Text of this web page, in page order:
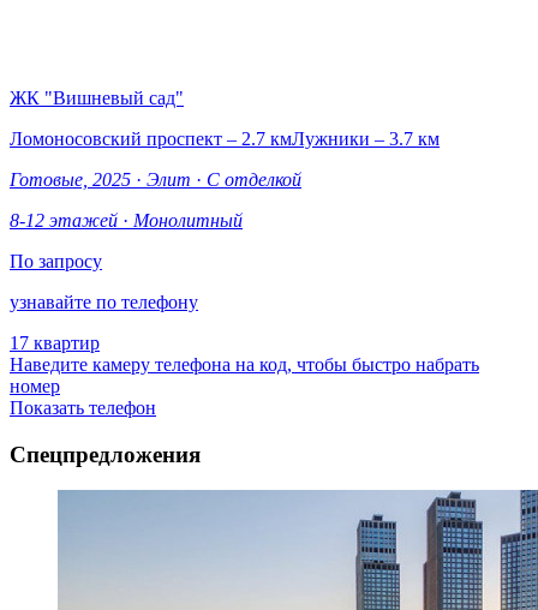
ЖК "Вишневый сад"
Ломоносовский проспект – 2.7 кмЛужники – 3.7 км
Готовые, 2025 · Элит · С отделкой
8-12 этажей · Монолитный
По запросу
узнавайте по телефону
17 квартир
Наведите камеру телефона на код, чтобы быстро набрать
номер
Показать телефон
Спецпредложения